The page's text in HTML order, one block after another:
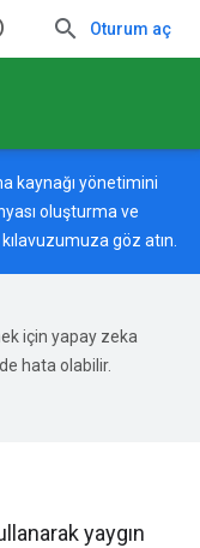
Oturum aç
kaynağı yönetimini
oluşturma ve
göz atın.
için yapay zeka
hata olabilir.
yaygın